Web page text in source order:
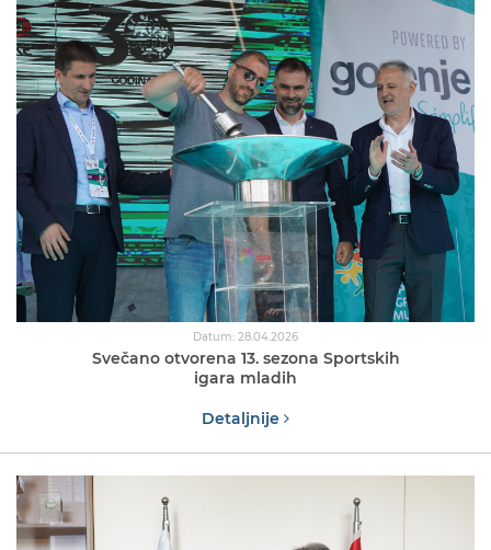
Datum: 28.04.2026
Svečano otvorena 13. sezona Sportskih
igara mladih
Detaljnije